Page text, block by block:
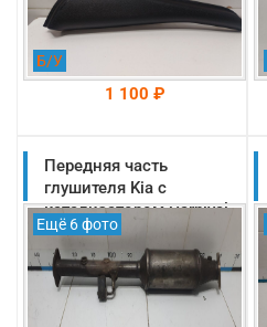
Б/У
1 100 ₽
На складе: Раменское
-->
Передняя часть
глушителя Kia с
катализатором Carnival
3 оригинал 2014-2021
(28600A9600)
Ещё 6 фото